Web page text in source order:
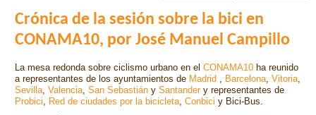
Crónica de la sesión sobre la bici en
CONAMA10, por José Manuel Campillo
La mesa redonda sobre ciclismo urbano en el CONAMA10 ha reunido
a representantes de los ayuntamientos de Madrid Barcelona Vitoria
Sevilla Valencia San Sebastián y Santander y representantes de
Probici
Red de ciudades por la bicicleta Conbici y Bici-Bus.